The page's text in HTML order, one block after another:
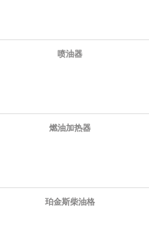
喷油器
燃油加热器
珀金斯柴油格